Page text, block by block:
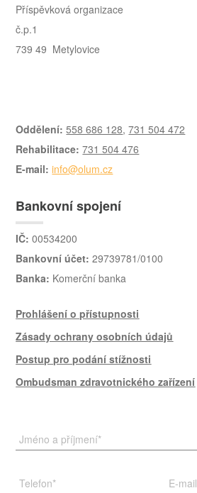
Příspěvková organizace
č.p.1
739 49 Metylovice
Oddělení: 558 686 128,731 504 472
Rehabilitace: 731 504 476
E-mail: info@olum.cz
Bankovní spojení
IČ: 00534200
Bankovní účet: 29739781/0100
Banka: Komerční banka
Prohlášení o přístupnosti
Zásady ochrany osobních údajů
Postup pro podání stížnosti
Ombudsman zdravotnického zařízení
Jméno a příjmení*
Telefon* E-mail